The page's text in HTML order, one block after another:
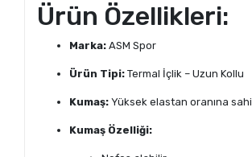
Ürün Özellikleri:
Marka: ASM Spor
Ürün Tipi: Termal İçlik – Uzun Kollu
Kumaş: Yüksek elastan oranına
Kumaş Özelliği: